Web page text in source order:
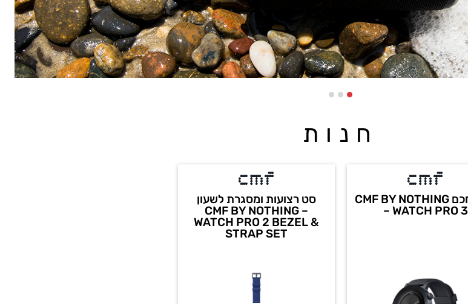
חנות
שעון חכם CMF BY NOTHING
– WATCH PRO 3
סט רצועות ומסגרת לשעון
CMF BY NOTHING –
WATCH PRO 2 BEZEL &
STRAP SET